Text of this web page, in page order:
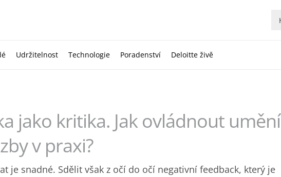
Udržitelnost Technologie Poradenství Deloitte živě
jako kritika. Jak ovládnout umění
v praxi?
je snadné. Sdělit však z očí do očí negativní feedback, který je